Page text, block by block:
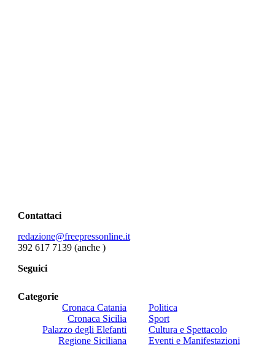
Contattaci
redazione@freepressonline.it
392 617 7139 (anche )
Seguici
Categorie
Cronaca Catania
Cronaca Sicilia
Palazzo degli Elefanti
Regione Siciliana
Politica
Sport
Cultura e Spettacolo
Eventi e Manifestazioni